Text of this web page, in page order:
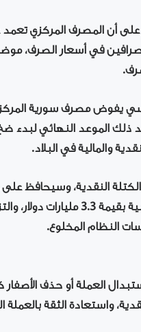
أن المصرف المركزي تعمد
في أسعار الصرف،
يفوض مصرف سورية
ذلك الموعد النهائي لبدء
والمالية في البلاد.
مليارات دولار، مع وجود
النظام المخلوع.
العملة أو حذف
واستعادة الثقة